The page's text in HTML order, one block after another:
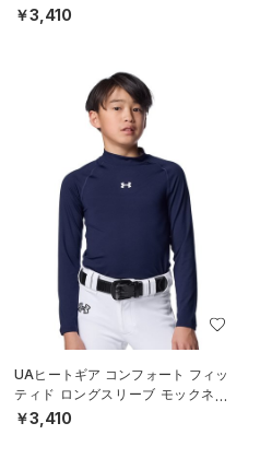
ク シャツ（ベースボール/BOYS）
￥3,410
UAヒートギア コンフォート フィッ
ティド ロングスリーブ モックネッ
ク シャツ（ベースボール/BOYS）
￥3,410